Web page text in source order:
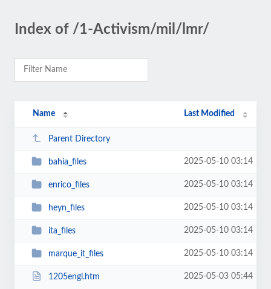
Index of /1-Activism/mil/lmr/
Name Last Modified
Parent Directory
bahia_files 2025-05-10 03:14
enrico_files 2025-05-10 03:14
heyn_files 2025-05-10 03:14
ita_files 2025-05-10 03:14
marque_it_files 2025-05-10 03:14
1205engl.htm 2025-05-03 05:44